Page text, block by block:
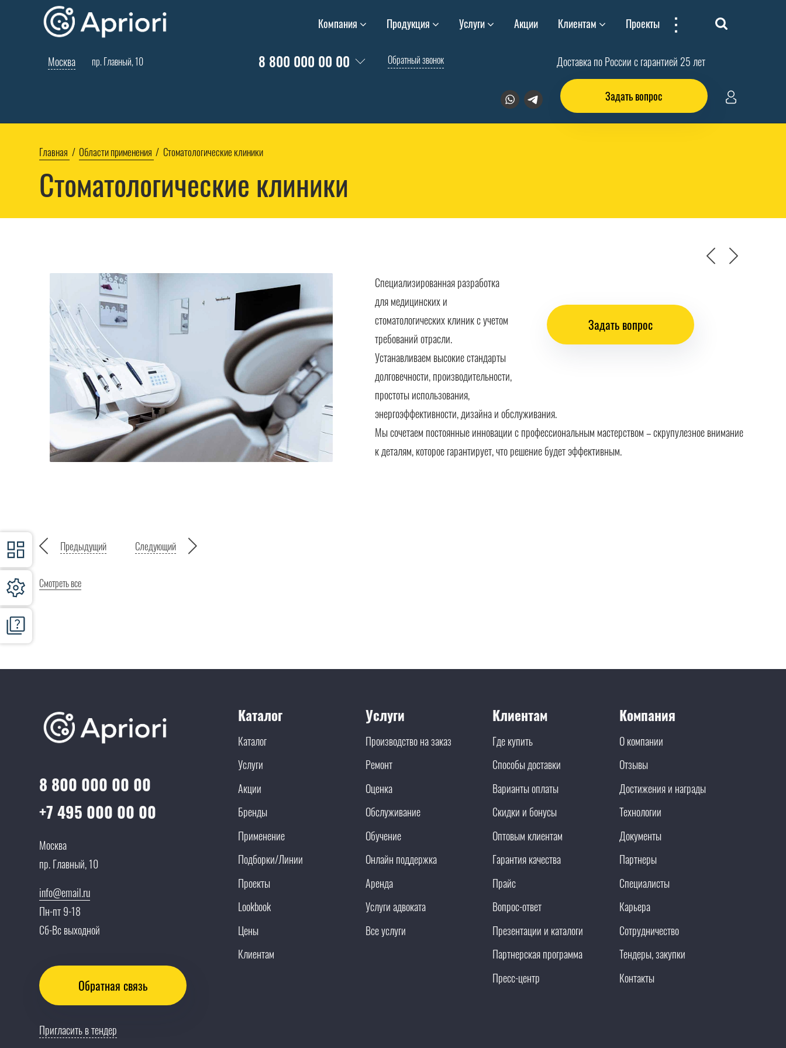
Компания Продукция Услуги Акции Клиентам Проекты ...
Москва пр. Главный, 10 8 800 000 00 00 Обратный звонок Доставка по России с гарантией 25 лет
Задать вопрос
Главная Области применения Стоматологические клиники
Стоматологические клиники
Задать вопрос
Специализированная разработка
для медицинских и
стоматологических клиник с учетом
требований отрасли.
Устанавливаем высокие стандарты
долговечности, производительности,
простоты использования,
энергоэффективности, дизайна и обслуживания.
Мы сочетаем постоянные инновации с профессиональным мастерством – скрупулезное внимание
к деталям, которое гарантирует, что решение будет эффективным.
Предыдущий Следующий
Смотреть все
8 800 000 00 00
+7 495 000 00 00
Москва
пр. Главный, 10
info@email.ru
Пн-пт 9-18
Сб-Вс выходной
Обратная связь
Пригласить в тендер
Каталог
Каталог
Услуги
Акции
Бренды
Применение
Подборки/Линии
Проекты
Lookbook
Цены
Клиентам
Услуги
Производство на заказ
Ремонт
Оценка
Обслуживание
Обучение
Онлайн поддержка
Аренда
Услуги адвоката
Все услуги
Клиентам
Где купить
Способы доставки
Варианты оплаты
Скидки и бонусы
Оптовым клиентам
Гарантия качества
Прайс
Вопрос-ответ
Презентации и каталоги
Партнерская программа
Пресс-центр
Компания
О компании
Отзывы
Достижения и награды
Технологии
Документы
Партнеры
Специалисты
Карьера
Сотрудничество
Тендеры, закупки
Контакты